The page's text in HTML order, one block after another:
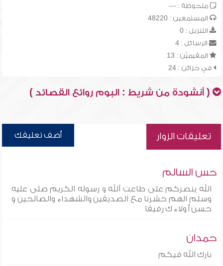
ملحوظة : ---
المستمعين : 48220
التنزيل : 0
الرسائل : 4
المقيميّن : 13
في خزائن : 24
( أنشودة من شريط : البوم روائع القصائد )
تعليقات الزوار أضف تعليقك
حس السالم
الله ينصركم على طاعت آلله و رسوله الكريم صلى عليه
وسلم الهم حشرنا مع الصديقين والشهداء والصالحين و
حسن أ ولاء ك رفيقا
حمدان
بارك الله فيكم